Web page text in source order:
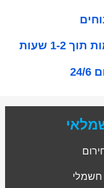
2 שעות
חשמלי